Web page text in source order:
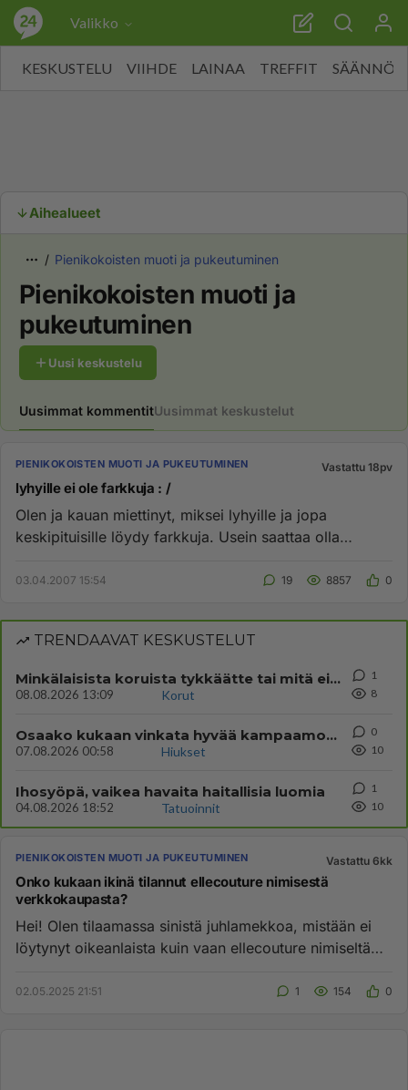
Valikko
KESKUSTELU VIIHDE LAINAA TREFFIT SÄÄNNÖT
Aihealueet
Pienikokoisten muoti ja pukeutuminen
Pienikokoisten muoti ja
pukeutuminen
Uusi keskustelu
Uusimmat kommentitUusimmat keskustelut
PIENIKOKOISTEN MUOTI JA PUKEUTUMINEN Vastattu 18pv
lyhyille ei ole farkkuja : /
Olen ja kauan miettinyt, miksei lyhyille ja jopa
keskipituisille löydy farkkuja. Usein saattaa olla
03.04.2007 15:54 19 8857 0
TRENDAAVAT KESKUSTELUT
Minkälaisista koruista tykkäätte tai mitä ei vielä ole mutta tykkäisitte?
08.08.2026 13:09 Korut
1
8
Osaako kukaan vinkata hyvää kampaamoa miehille
07.08.2026 00:58 Hiukset
0
10
Ihosyöpä, vaikea havaita haitallisia luomia
04.08.2026 18:52 Tatuoinnit
1
10
PIENIKOKOISTEN MUOTI JA PUKEUTUMINEN Vastattu 6kk
Onko kukaan ikinä tilannut ellecouture nimisestä
verkkokaupasta?
Hei! Olen tilaamassa sinistä juhlamekkoa, mistään ei
löytynyt oikeanlaista kuin vaan ellecouture nimiseltä
02.05.2025 21:51 1 154 0